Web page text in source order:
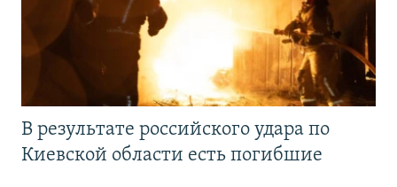
В результате российского удара по
Киевской области есть погибшие